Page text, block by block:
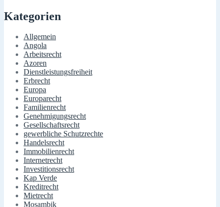
Kategorien
Allgemein
Angola
Arbeitsrecht
Azoren
Dienstleistungsfreiheit
Erbrecht
Europa
Europarecht
Familienrecht
Genehmigungsrecht
Gesellschaftsrecht
gewerbliche Schutzrechte
Handelsrecht
Immobilienrecht
Internetrecht
Investitionsrecht
Kap Verde
Kreditrecht
Mietrecht
Mosambik